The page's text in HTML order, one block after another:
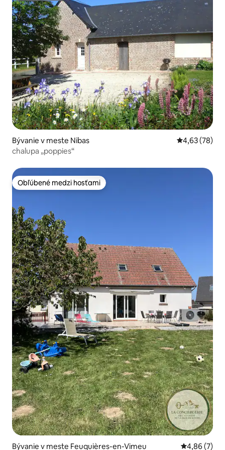
Bývanie v meste Nibas Priemerné
4,63 (78)
chalupa „poppies“
Obľúbené medzi hosťami
Obľúbené medzi hosťami
Bývanie v meste Feuquières-en-Vimeu Priemerné
4,86 (7)